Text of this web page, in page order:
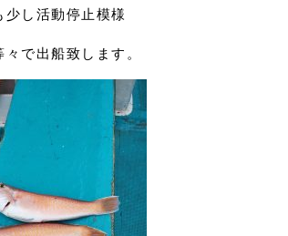
少し活動停止模様
で出船致します。